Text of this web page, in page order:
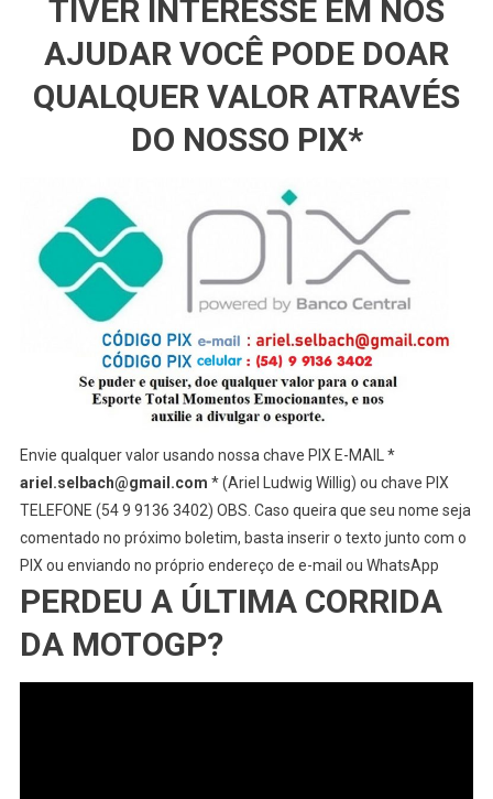
TIVER INTERESSE EM NOS
AJUDAR VOCÊ PODE DOAR
QUALQUER VALOR ATRAVÉS
DO NOSSO PIX*
Envie qualquer valor usando nossa chave PIX E-MAIL *
ariel.selbach@gmail.com * (Ariel Ludwig Willig) ou chave PIX
TELEFONE (54 9 9136 3402) OBS. Caso queira que seu nome seja
comentado no próximo boletim, basta inserir o texto junto com o
PIX ou enviando no próprio endereço de e-mail ou WhatsApp
PERDEU A ÚLTIMA CORRIDA
DA MOTOGP?